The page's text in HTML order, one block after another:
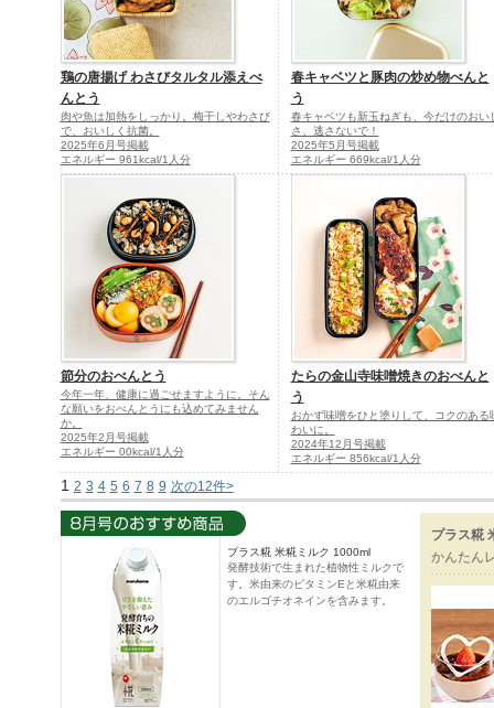
鶏の唐揚げ わさびタルタル添えべ
んとう
肉や魚は加熱をしっかり。梅干しやわさび
で、おいしく抗菌。
2025年6月号掲載
エネルギー 961kcal/1人分
春キャベツと豚肉の炒め物べんと
う
春キャベツも新玉ねぎも、今だけのおい
さ、逃さないで！
2025年5月号掲載
エネルギー 669kcal/1人分
節分のおべんとう
今年一年、健康に過ごせますように。そん
な願いをおべんとうにも込めてみません
か。
2025年2月号掲載
エネルギー 00kcal/1人分
たらの金山寺味噌焼きのおべんと
う
おかず味噌をひと塗りして、コクのある
わいに。
2024年12月号掲載
エネルギー 856kcal/1人分
1 2 3 4 5 6 7 8 9 次の12件>
プラス糀 米糀ミルク 1000ml
発酵技術で生まれた植物性ミルクで
す。米由来のビタミンEと米糀由来
のエルゴチオネインを含みます。
プラス糀
かんたん